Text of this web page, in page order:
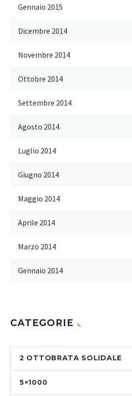
Gennaio 2015
Dicembre 2014
Novembre 2014
Ottobre 2014
Settembre 2014
Agosto 2014
Luglio 2014
Giugno 2014
Maggio 2014
Aprile 2014
Marzo 2014
Gennaio 2014
CATEGORIE
2 OTTOBRATA SOLIDALE
5×1000